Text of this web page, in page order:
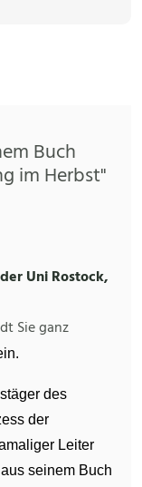
Buch
im Herbst"
Uni Rostock,
Sie ganz
des
der
Leiter
seinem Buch